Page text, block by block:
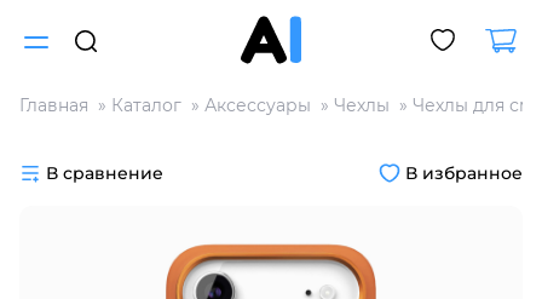
Главная Каталог Аксессуары Чехлы Чехлы для
В сравнение В избранное
Разбейте
на части
без переплат